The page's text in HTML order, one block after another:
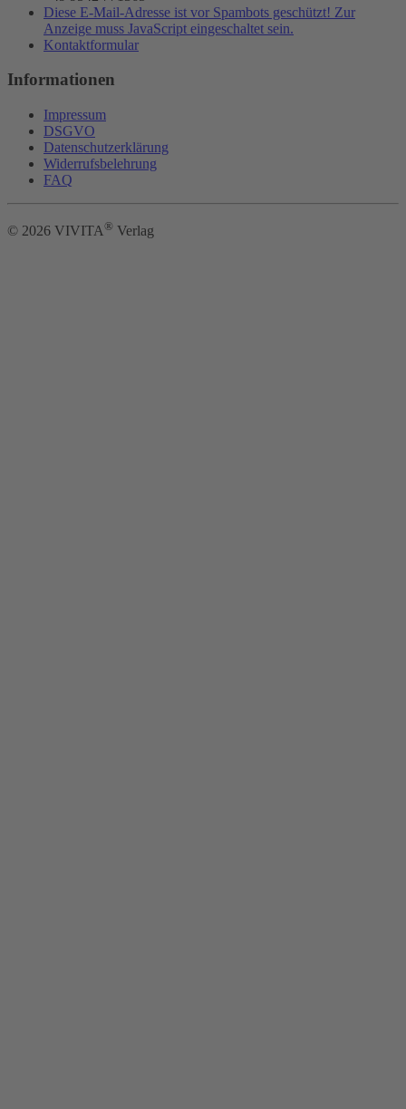
Diese E-Mail-Adresse ist vor Spambots geschützt! Zur
Anzeige muss JavaScript eingeschaltet sein.
Kontaktformular
Informationen
Impressum
DSGVO
Datenschutzerklärung
Widerrufsbelehrung
FAQ
© 2026 VIVITA® Verlag